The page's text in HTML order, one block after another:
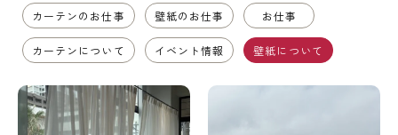
カーテンのお仕事 壁紙のお仕事 お仕事
カーテンについて イベント情報 壁紙について